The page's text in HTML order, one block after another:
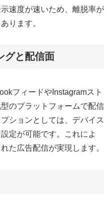
速度が速いため、離脱率が
ります。
グと配信面
フィードやInstagramスト
のプラットフォームで配信
ションとしては、デバイス
定が可能です。これによ
た広告配信が実現します。